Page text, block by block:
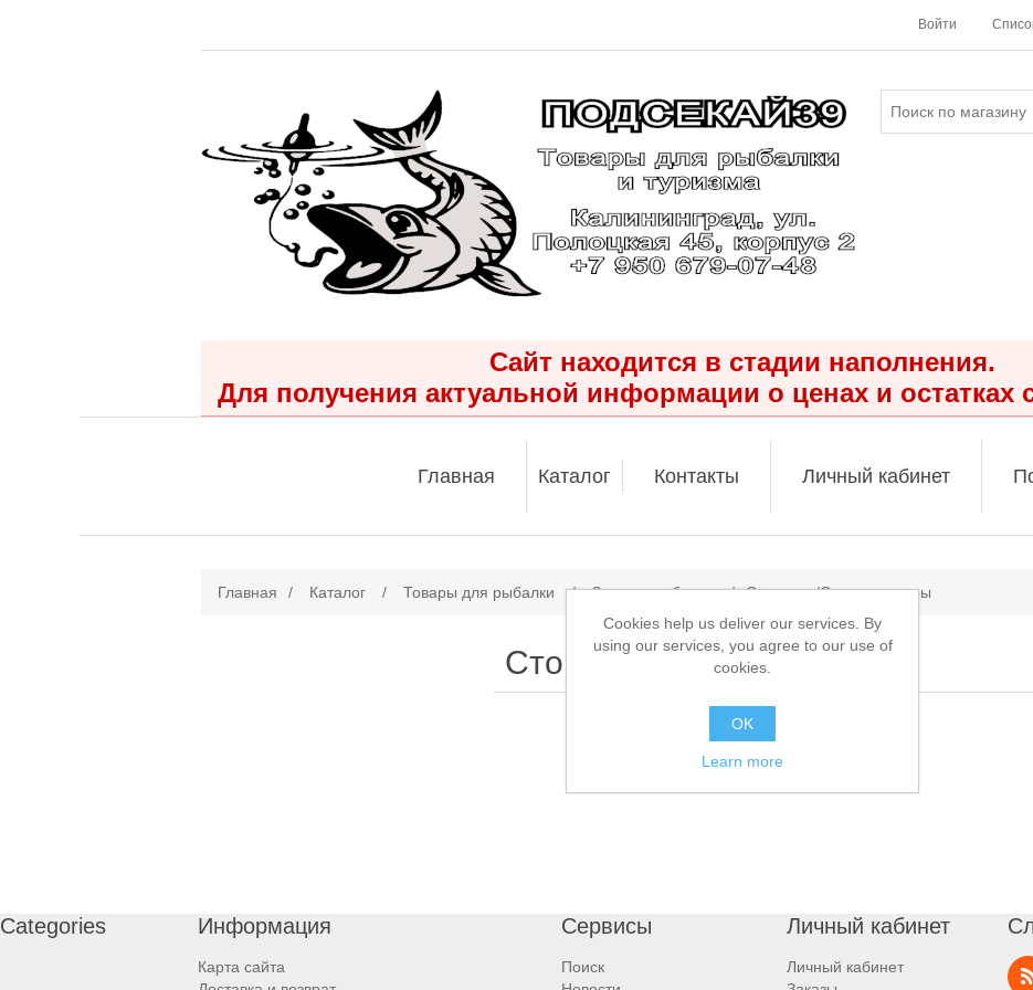
Войти
Сайт находится в стадии наполнения.
Для получения актуальной информации о ценах и остатках
Главная Каталог Контакты Личный кабинет
Главная / Каталог / Товары для рыбалки / Зимняя рыбалка / Сторожки/Сигнализаторы
Сторожки/Сигнализаторы
Categories Информация
Карта сайта
Сервисы
Поиск
Личный кабинет
Личный кабинет
Cookies help us deliver our services. By
using our services, you agree to our use of
cookies.
OK
Learn more